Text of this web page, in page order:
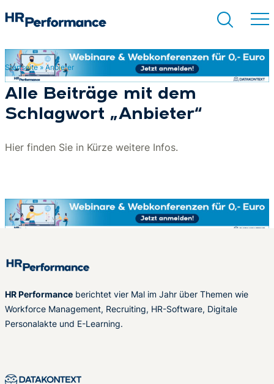
Suchen
Startseite» Anbieter
Alle Beiträge mit dem
Schlagwort „Anbieter“
Hier finden Sie in Kürze weitere Infos.
HR Performance berichtet vier Mal im Jahr über Themen wie
Workforce Management, Recruiting, HR-Software, Digitale
Personalakte und E-Learning.